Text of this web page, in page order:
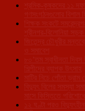
শ্রমিক-কৃষকদের ১১
গণসংগঠনগুলোর বিশাল
শিক্ষক সংকটে
শ্রীনগর-বিলোনিয়া
জিতেন্দ্র চৌধুরীর
ও সমাবেশ
৮০’তম স্বাধীনতা
শিল্পীদের ব্যাপক উৎসাহ
মাটির নিচে পোঁতা
বিদ্যুৎ বিলের সমস্যা
মাসে কিস্তিতে
১২ ঘণ্টা পরও